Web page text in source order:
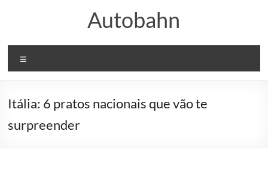
Autobahn
Itália: 6 pratos nacionais que vão te
surpreender